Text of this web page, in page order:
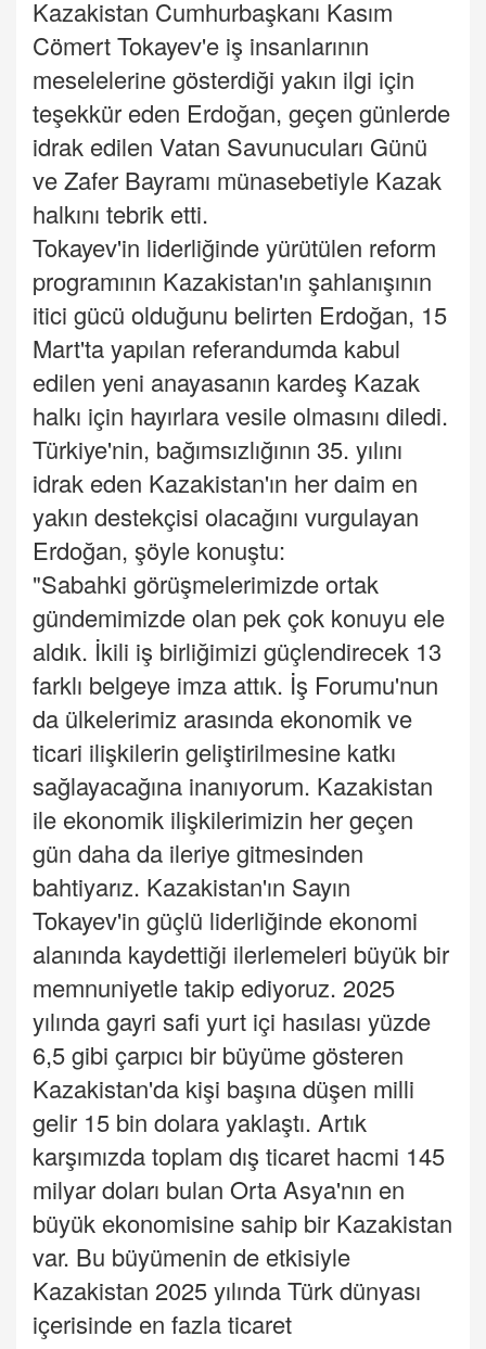
Kazakistan Cumhurbaşkanı Kasım
Cömert Tokayev'e iş insanlarının
meselelerine gösterdiği yakın ilgi için
teşekkür eden Erdoğan, geçen günlerde
idrak edilen Vatan Savunucuları Günü
ve Zafer Bayramı münasebetiyle Kazak
halkını tebrik etti.
Tokayev'in liderliğinde yürütülen reform
programının Kazakistan'ın şahlanışının
itici gücü olduğunu belirten Erdoğan, 15
Mart'ta yapılan referandumda kabul
edilen yeni anayasanın kardeş Kazak
halkı için hayırlara vesile olmasını diledi.
Türkiye'nin, bağımsızlığının 35. yılını
idrak eden Kazakistan'ın her daim en
yakın destekçisi olacağını vurgulayan
Erdoğan, şöyle konuştu:
"Sabahki görüşmelerimizde ortak
gündemimizde olan pek çok konuyu ele
aldık. İkili iş birliğimizi güçlendirecek 13
farklı belgeye imza attık. İş Forumu'nun
da ülkelerimiz arasında ekonomik ve
ticari ilişkilerin geliştirilmesine katkı
sağlayacağına inanıyorum. Kazakistan
ile ekonomik ilişkilerimizin her geçen
gün daha da ileriye gitmesinden
bahtiyarız. Kazakistan'ın Sayın
Tokayev'in güçlü liderliğinde ekonomi
alanında kaydettiği ilerlemeleri büyük bir
memnuniyetle takip ediyoruz. 2025
yılında gayri safi yurt içi hasılası yüzde
6,5 gibi çarpıcı bir büyüme gösteren
Kazakistan'da kişi başına düşen milli
gelir 15 bin dolara yaklaştı. Artık
karşımızda toplam dış ticaret hacmi 145
milyar doları bulan Orta Asya'nın en
büyük ekonomisine sahip bir Kazakistan
var. Bu büyümenin de etkisiyle
Kazakistan 2025 yılında Türk dünyası
içerisinde en fazla ticaret